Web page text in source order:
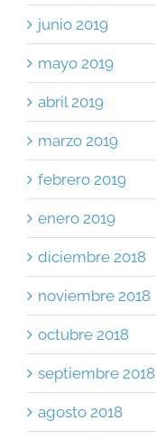
junio 2019
mayo 2019
abril 2019
marzo 2019
febrero 2019
enero 2019
diciembre 2018
noviembre 2018
octubre 2018
septiembre 2018
agosto 2018